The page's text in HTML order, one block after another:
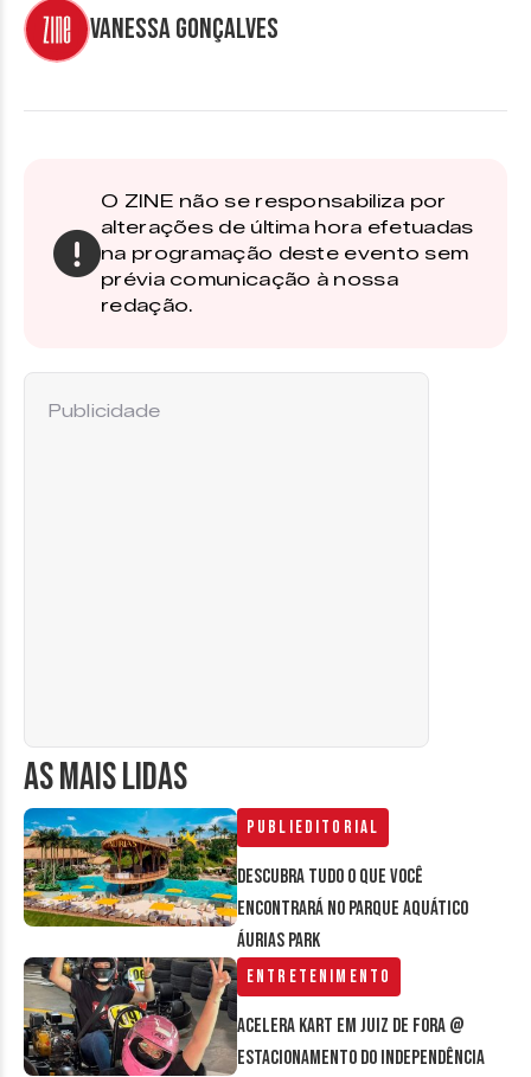
Vanessa Gonçalves
O ZINE não se responsabiliza por
alterações de última hora efetuadas
na programação deste evento sem
prévia comunicação à nossa
redação.
AS MAIS LIDAS
Publieditorial
Descubra tudo o que você
encontrará no parque aquático
Áurias Park
Entretenimento
Acelera Kart em Juiz de Fora @
estacionamento do Independência
Publicidade